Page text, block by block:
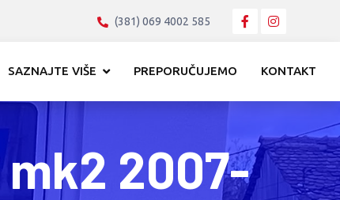
(381) 069 4002 585
SAZNAJTE VIŠE PREPORUČUJEMO KONTAKT
mk2 2007-